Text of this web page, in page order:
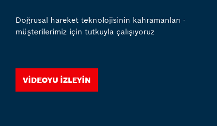
Doğrusal hareket teknolojisinin kahramanları -
müşterilerimiz için tutkuyla çalışıyoruz
Videoyu izleyin